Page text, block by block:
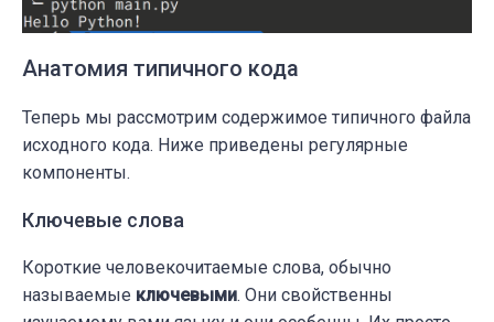
Анатомия типичного кода
Теперь мы рассмотрим содержимое типичного файла
исходного кода. Ниже приведены регулярные
компоненты.
Ключевые слова
Короткие человекочитаемые слова, обычно
называемые ключевыми. Они свойственны